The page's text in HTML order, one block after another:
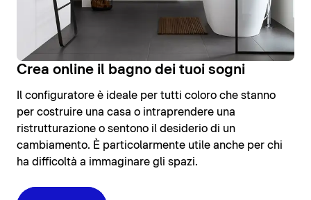
Crea online il bagno dei tuoi sogni
Il configuratore è ideale per tutti coloro che stanno
per costruire una casa o intraprendere una
ristrutturazione o sentono il desiderio di un
cambiamento. È particolarmente utile anche per chi
ha difficoltà a immaginare gli spazi.